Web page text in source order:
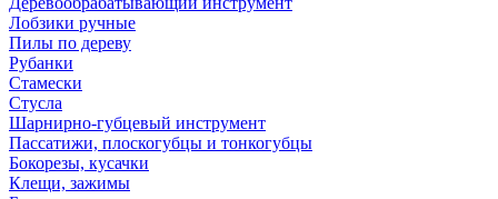
Лобзики ручные
Пилы по дереву
Рубанки
Стамески
Стусла
Шарнирно-губцевый инструмент
Пассатижи, плоскогубцы и тонкогубцы
Бокорезы, кусачки
Клещи, зажимы